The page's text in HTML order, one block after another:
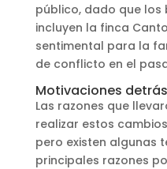
público, dado que los
incluyen la finca
sentimental para la
de conflicto en el
Motivaciones
Las razones que
realizar estos
pero existen algunas
principales razones